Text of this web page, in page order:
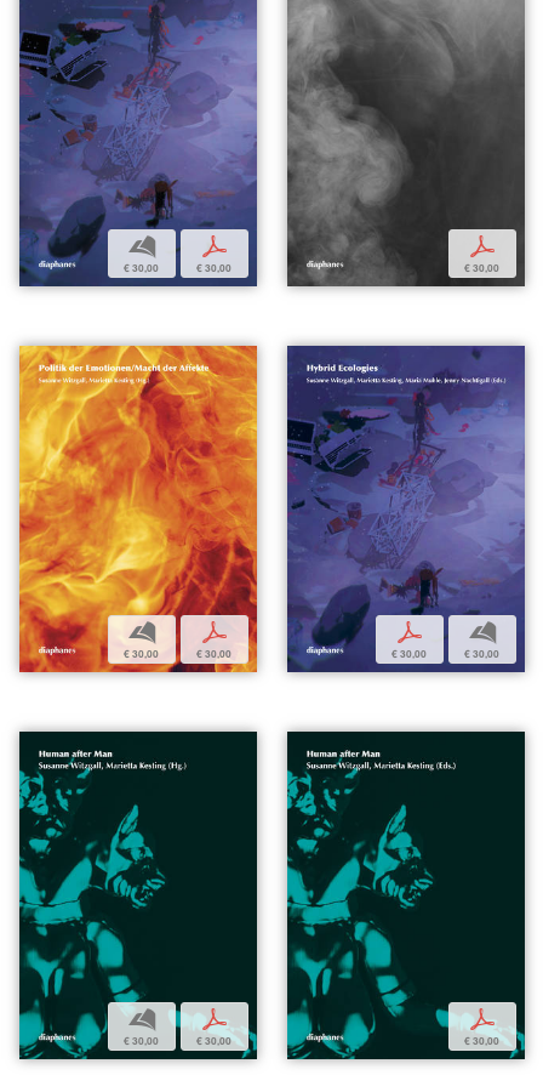
b
€ 30,00
p
€ 30,00
p
€ 30,00
b
€ 30,00
p
€ 30,00
p
€ 30,00
b
€ 30,00
b
€ 30,00
p
€ 30,00
p
€ 30,00